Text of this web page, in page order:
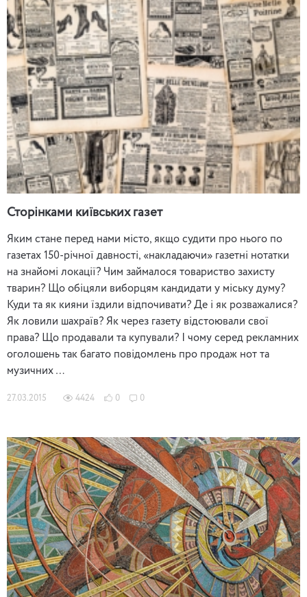
Сторінками київських газет
Яким стане перед нами місто, якщо судити про нього по
газетах 150-річної давності, «накладаючи» газетні нотатки
на знайомі локації? Чим займалося товариство захисту
тварин? Що обіцяли виборцям кандидати у міську думу?
Куди та як кияни їздили відпочивати? Де і як розважалися?
Як ловили шахраїв? Як через газету відстоювали свої
права? Що продавали та купували? І чому серед рекламних
оголошень так багато повідомлень про продаж нот та
музичних …
27.03.2015 4424 0 0